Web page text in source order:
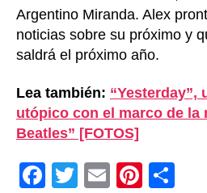
Argentino Miranda. Alex
noticias sobre su próximo y
saldrá el próximo año.
Lea también: “Yesterday”,
utópico con el marco de la
Beatles” [FOTOS]
F
T
E
Pi